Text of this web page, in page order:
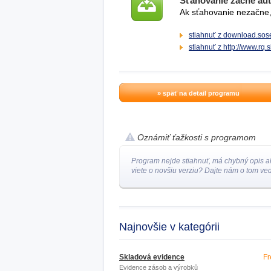
Ak sťahovanie
stiahnuť z
stiahnuť z http://
» späť na detail programu
Oznámiť ťažkosti s programom
Program nejde stiahnuť, má chybný opis
viete o novšiu verziu? Dajte nám o tom
Najnovšie v kategórii
Skladová evidence
Evidence zásob a výrobků